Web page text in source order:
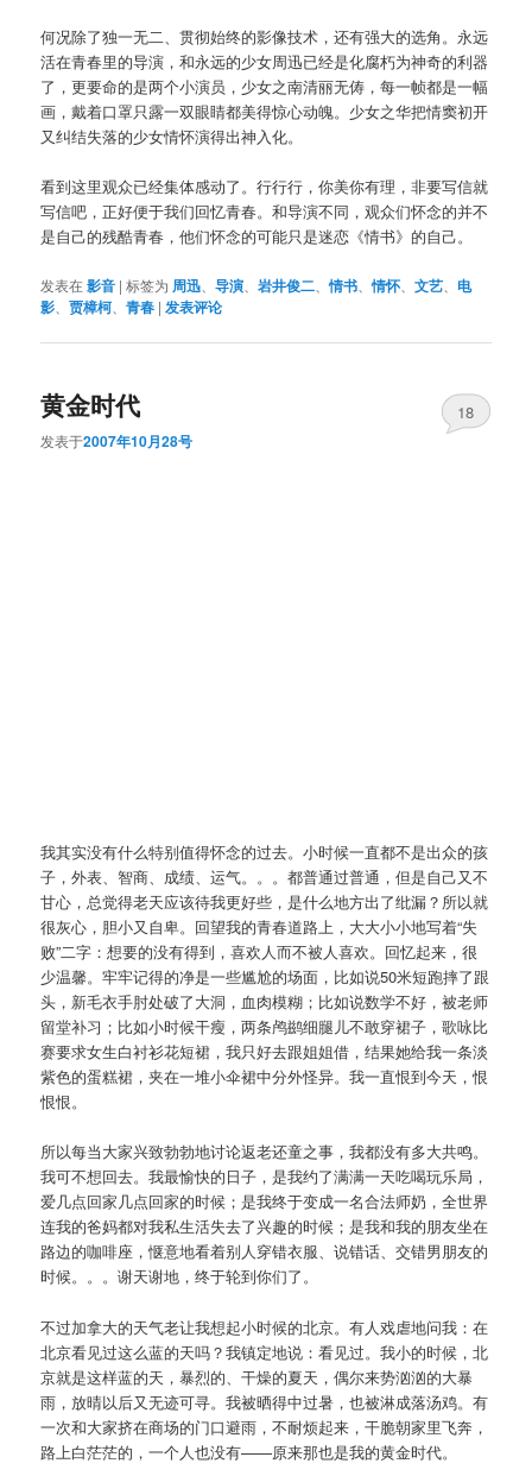
何况除了独一无二、贯彻始终的影像技术，还有强大的选角。永远
活在青春里的导演，和永远的少女周迅已经是化腐朽为神奇的利器
了，更要命的是两个小演员，少女之南清丽无俦，每一帧都是一幅
画，戴着口罩只露一双眼睛都美得惊心动魄。少女之华把情窦初开
又纠结失落的少女情怀演得出神入化。
看到这里观众已经集体感动了。行行行，你美你有理，非要写信就
写信吧，正好便于我们回忆青春。和导演不同，观众们怀念的并不
是自己的残酷青春，他们怀念的可能只是迷恋《情书》的自己。
发表在影音 |标签为 周迅 、导演 、岩井俊二 、情书 、情怀 、文艺 、电
影 、贾樟柯、青春 | 发表评论
黄金时代
发表于2007年10月28号
18
我其实没有什么特别值得怀念的过去。小时候一直都不是出众的孩
子，外表、智商、成绩、运气。。。都普通过普通，但是自己又不
甘心，总觉得老天应该待我更好些，是什么地方出了纰漏？所以就
很灰心，胆小又自卑。回望我的青春道路上，大大小小地写着“失
败”二字：想要的没有得到，喜欢人而不被人喜欢。回忆起来，很
少温馨。牢牢记得的净是一些尴尬的场面，比如说50米短跑摔了跟
头，新毛衣手肘处破了大洞，血肉模糊；比如说数学不好，被老师
留堂补习；比如小时候干瘦，两条鸬鹚细腿儿不敢穿裙子，歌咏比
赛要求女生白衬衫花短裙，我只好去跟姐姐借，结果她给我一条淡
紫色的蛋糕裙，夹在一堆小伞裙中分外怪异。我一直恨到今天，恨
恨恨。
所以每当大家兴致勃勃地讨论返老还童之事，我都没有多大共鸣。
我可不想回去。我最愉快的日子，是我约了满满一天吃喝玩乐局，
爱几点回家几点回家的时候；是我终于变成一名合法师奶，全世界
连我的爸妈都对我私生活失去了兴趣的时候；是我和我的朋友坐在
路边的咖啡座，惬意地看着别人穿错衣服、说错话、交错男朋友的
时候。。。谢天谢地，终于轮到你们了。
不过加拿大的天气老让我想起小时候的北京。有人戏虐地问我：在
北京看见过这么蓝的天吗？我镇定地说：看见过。我小的时候，北
京就是这样蓝的天，暴烈的、干燥的夏天，偶尔来势汹汹的大暴
雨，放晴以后又无迹可寻。我被晒得中过暑，也被淋成落汤鸡。有
一次和大家挤在商场的门口避雨，不耐烦起来，干脆朝家里飞奔，
路上白茫茫的，一个人也没有——原来那也是我的黄金时代。